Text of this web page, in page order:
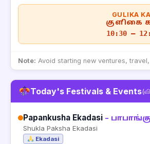
GULIKA
குளிகை
10:30 –
Note: Avoid starting new ventures,
Today's Festivals & Events
Papankusha Ekadasi –
Shukla Paksha Ekadasi
Ekadasi